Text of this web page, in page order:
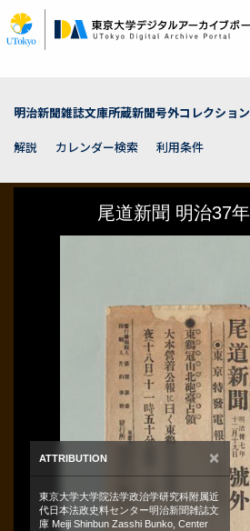
イ
ン
明治新聞雑誌文庫所蔵新聞号外コレクション
解説
カレンダー検索 利用条件